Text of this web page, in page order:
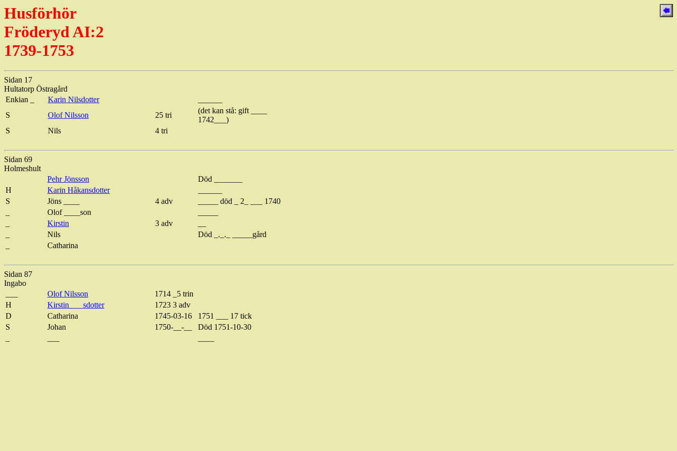
Husförhör
Fröderyd AI:2
1739-1753
Sidan 17
Hultatorp Östragård
Enkian
Karin Nilsdotter
S
OlofNilsson 25 tri
(det kan stå: gift ____
1742___)
S
Nils 4 tri
Sidan 69
Holmeshult
Pehr Jönsson
Död _______
H
Karin Håkansdotter
S
Jöns ____ 4 adv
_____ död _ 2_ ___ 1740
Olof ____son
Kirstin 3 adv
Nils
Död _._._ _____gård
Catharina
Sidan 87
Ingabo
Olof Nilsson
1714 _5 trin
H
Kirstin sdotter 1723 3 adv
D
Catharina 1745-03-16
1751 ___ 17 tick
S
Johan 1750-__-__ Död 1751-10-30